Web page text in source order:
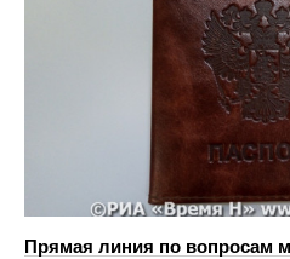
Прямая линия по вопросам